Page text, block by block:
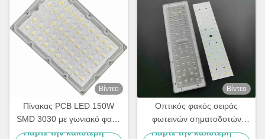
Βίντεο
Πίνακας PCB LED 150W
SMD 3030 με γωνιακό φακό
δέσμης TYPE2-M για μονάδα
Πάρτε την καλύτερη
Βίντεο
Οπτικός φακός σειράς
φωτεινών σηματοδοτών
ενότητας PCB ενότητας 50W
Πάρτε την καλύτερη